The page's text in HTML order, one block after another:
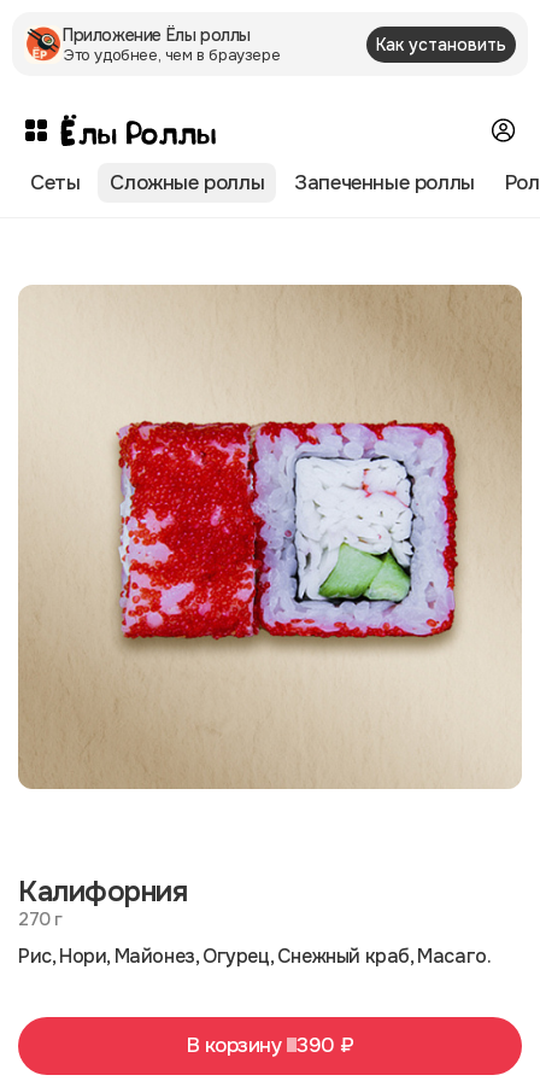
Приложение Ëлы роллы
Это удобнее, чем в браузере Как установить
Сеты Сложные роллы Запеченные роллы
Калифорния
270 г
Рис, Нори, Майонез, Огурец, Снежный краб, Масаго.
В корзину 390 ₽